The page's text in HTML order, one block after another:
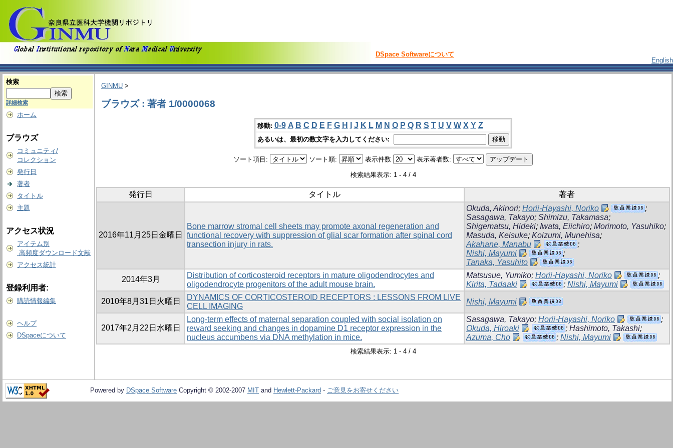
DSpace Softwareについて
English
検索
詳細検索
ホーム
ブラウズ
コミュニティ/
コレクション
発行日
著者
タイトル
主題
アクセス状況
アイテム別
高頻度ダウンロード文献
アクセス統計
登録利用者:
購読情報編集
ヘルプ
DSpaceについて
GINMU >
ブラウズ : 著者 1/0000068
移動: 0-9 A B C D E F G H J K L M N O P Q R S T U V W X Y Z
あるいは、最初の数文字を入力してください:
ソート項目: ソート順: 表示件数 表示著者数:
検索結果表示: 1 - 4 / 4
発行日 タイトル 著者
2016年11月25日金曜日
Bone marrow stromal cell sheets may promote axonal regeneration and
functional recovery with suppression of glial scar formation after spinal cord
transection injury in rats.
Okuda, Akinori; Horii-Hayashi, Noriko
;
Sasagawa, Takayo; Shimizu, Takamasa;
Shigematsu, Hideki; Iwata, Eiichiro; Morimoto, Yasuhiko;
Masuda, Keisuke; Koizumi, Munehisa;
Akahane, Manabu
;
Nishi, Mayumi
;
Tanaka, Yasuhito
2014年3月
Distribution of corticosteroid receptors in mature oligodendrocytes and
oligodendrocyte progenitors of the adult mouse brain.
Matsusue, Yumiko; Horii-Hayashi, Noriko
;
Kirita, Tadaaki
; Nishi, Mayumi
2010年8月31日火曜日
DYNAMICS OF CORTICOSTEROID RECEPTORS : LESSONS FROM LIVE
CELL IMAGING
Nishi, Mayumi
2017年2月22日水曜日
Long-term effects of maternal separation coupled with social isolation on
reward seeking and changes in dopamine D1 receptor expression in the
nucleus accumbens via DNA methylation in mice.
Sasagawa, Takayo; Horii-Hayashi, Noriko
;
Okuda, Hiroaki
; Hashimoto, Takashi;
Azuma, Cho
; Nishi, Mayumi
検索結果表示: 1 - 4 / 4
Powered by DSpace Software Copyright © 2002-2007 MIT and Hewlett-Packard - ご意見をお寄せください